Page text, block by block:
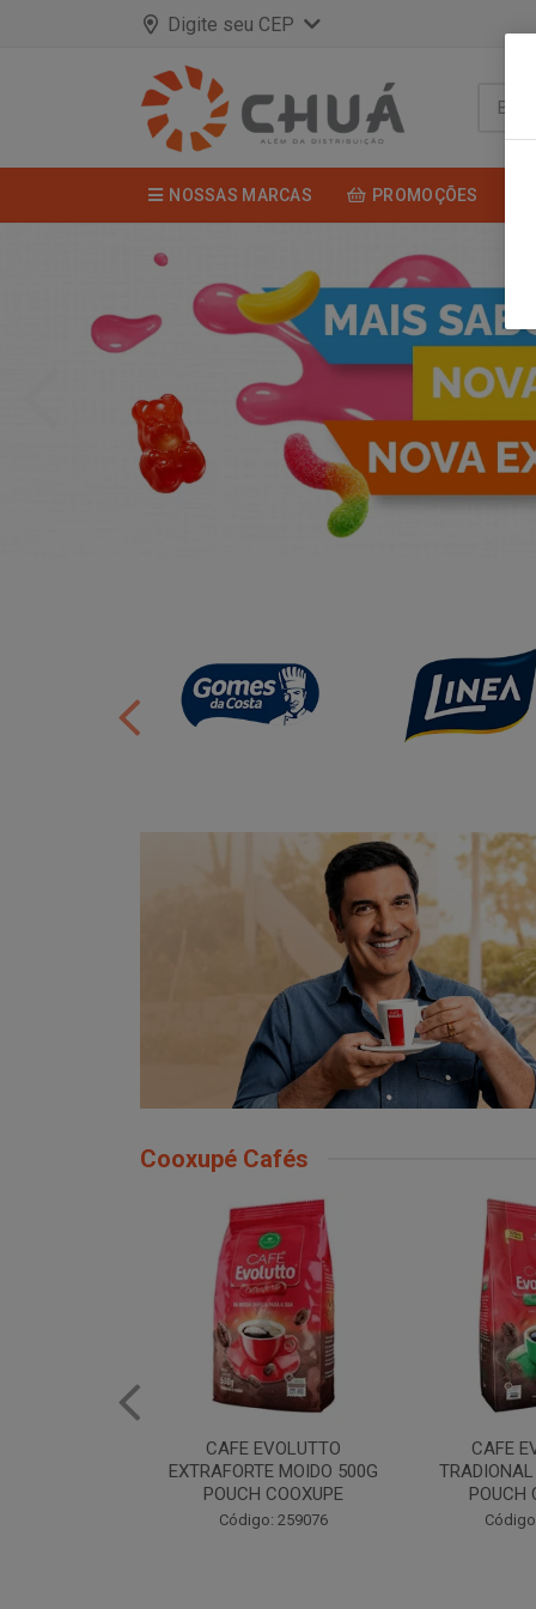
Digite seu CEP
NOSSAS MARCAS PROMOÇÕES
Cooxupé Cafés
CAFE EVOLUTTO
TRADIONAL MOIDO 500G
POUCH COOXUPE
Código: 259077
CAFE
MOIDO